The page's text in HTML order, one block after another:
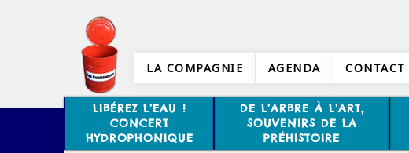
LA COMPAGNIE AGENDA CONTACT
LIBÉREZ L’EAU !
CONCERT
HYDROPHONIQUE
DE L’ARBRE À L’ART,
SOUVENIRS DE LA
PRÉHISTOIRE